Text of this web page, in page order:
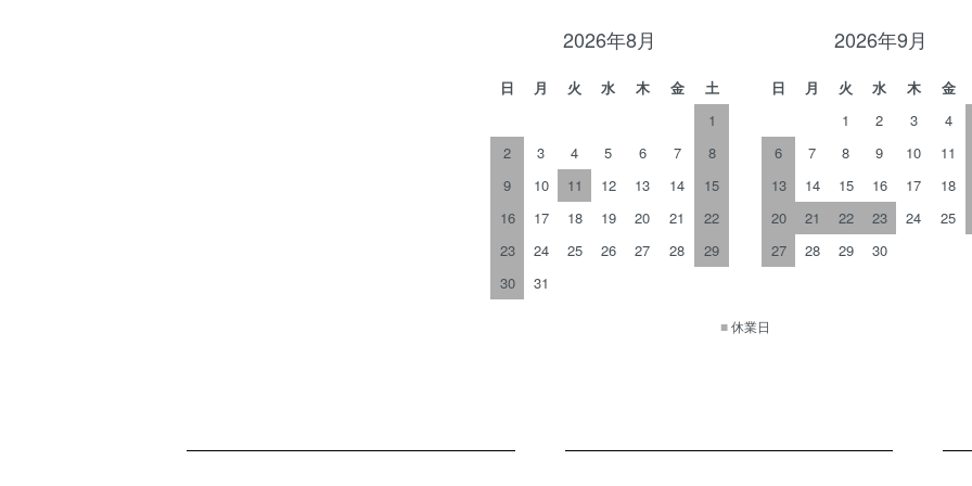
2026年8月
日 月 火 水 木 金
土
1
2
3 4 5 6 7
8
9
10 11 12 13 14
15
16
17 18 19 20 21
22
23
24 25 26 27 28
29
30
31
2026年9月
日 月 火 水 木 金
1
2 3 4
6
7 8 9 10 11
13
14 15 16 17 18
20
21 22 23 24 25
27
28 29 30
■休業日